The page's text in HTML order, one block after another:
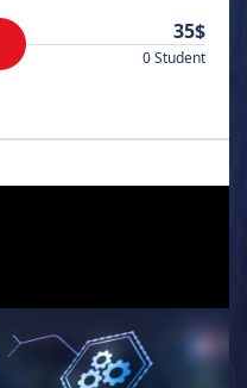
35$
0 Student